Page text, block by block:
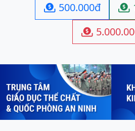
 500.000đ 

Previous